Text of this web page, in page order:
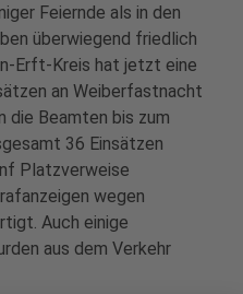
Feiernde als in den
überwiegend friedlich
Erft-Kreis hat jetzt eine
an Weiberfastnacht
die Beamten bis zum
36 Einsätzen
Platzverweise
wegen
Auch einige
aus dem Verkehr